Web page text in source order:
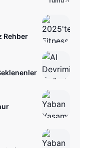
Rehber